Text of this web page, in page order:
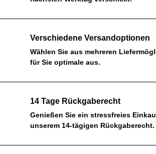
Verschiedene Versandoptionen
Wählen Sie aus mehreren
für Sie optimale aus.
14 Tage Rückgaberecht
Genießen Sie ein stressfreies
unserem 14-tägigen Rückgaberecht.